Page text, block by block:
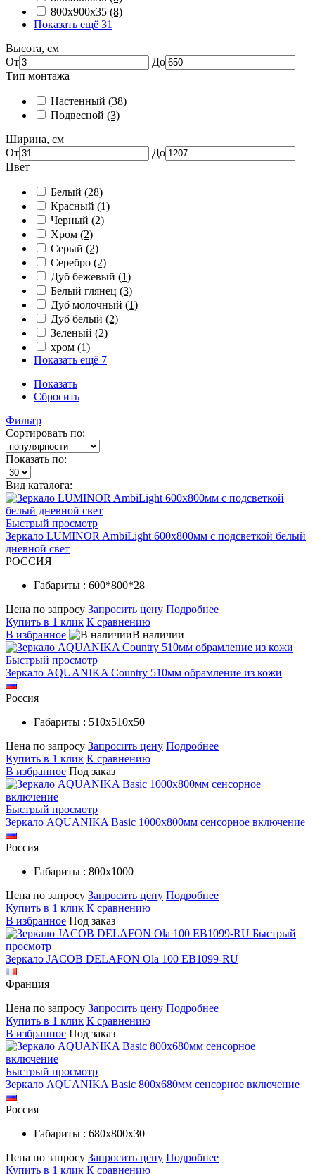
800х900х35 (8)
Показать ещё 31
Высота, см
От
До
Тип монтажа
Настенный (38)
Подвесной (3)
Ширина, см
От
До
Цвет
Белый (28)
Красный (1)
Черный (2)
Хром (2)
Серый (2)
Серебро (2)
Дуб бежевый (1)
Белый глянец (3)
Дуб молочный (1)
Дуб белый (2)
Зеленый (2)
хром (1)
Показать ещё 7
Показать
Сбросить
Фильтр
Сортировать по:
Показать по:
Вид каталога:
Быстрый просмотр
Зеркало LUMINOR AmbiLight 600х800мм с подсветкой белый
дневной свет
РОССИЯ
Габариты : 600*800*28
Цена по запросу Запросить цену Подробнее
Купить в 1 клик К сравнению
В избранное
В наличии
Быстрый просмотр
Зеркало AQUANIKA Country 510мм обрамлениe из кожи
Россия
Габариты : 510х510х50
Цена по запросу Запросить цену Подробнее
Купить в 1 клик К сравнению
В избранное Под заказ
Быстрый просмотр
Зеркало AQUANIKA Basic 1000х800мм сенсорное включение
Россия
Габариты : 800х1000
Цена по запросу Запросить цену Подробнее
Купить в 1 клик К сравнению
В избранное Под заказ
Быстрый
просмотр
Зеркало JACOB DELAFON Ola 100 EB1099-RU
Франция
Цена по запросу Запросить цену Подробнее
Купить в 1 клик К сравнению
В избранное Под заказ
Быстрый просмотр
Зеркало AQUANIKA Basic 800х680мм сенсорное включение
Россия
Габариты : 680х800х30
Цена по запросу Запросить цену Подробнее
Купить в 1 клик К сравнению